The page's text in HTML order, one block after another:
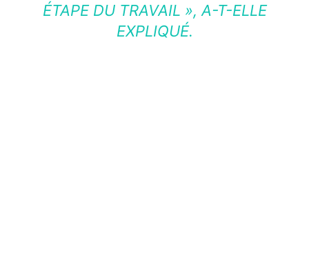
ÉTAPE DU TRAVAIL », A-T-ELLE
EXPLIQUÉ.